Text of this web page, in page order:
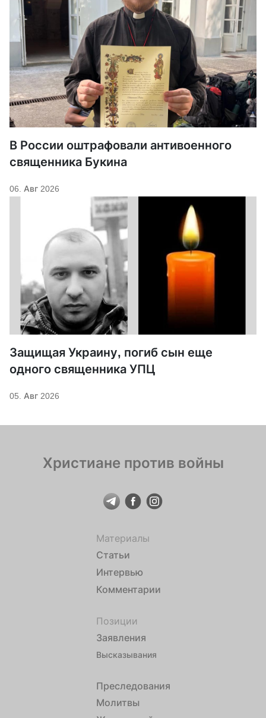
В России оштрафовали антивоенного
священника Букина
06. Авг 2026
Защищая Украину, погиб сын еще
одного священника УПЦ
05. Авг 2026
Христиане против войны
Материалы
Статьи
Интервью
Комментарии
Позиции
Заявления
Высказывания
Преследования
Молитвы